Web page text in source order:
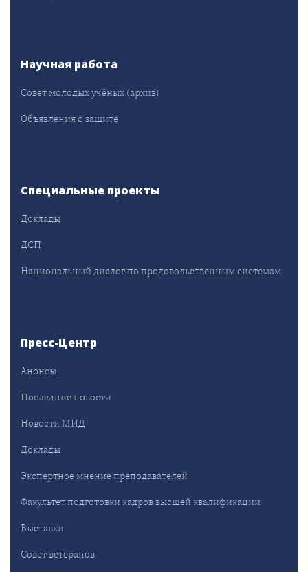
Научная работа
Совет молодых учёных (архив)
Объявления о защите
Специальные проекты
Доклады
ДСП
Национальный диалог по продовольственным системам
Пресс-Центр
Анонсы
Последние новости
Новости МИД
Доклады
Экспертное мнение преподавателей
Факультет подготовки кадров высшей квалификации
Выставки
Совет ветеранов